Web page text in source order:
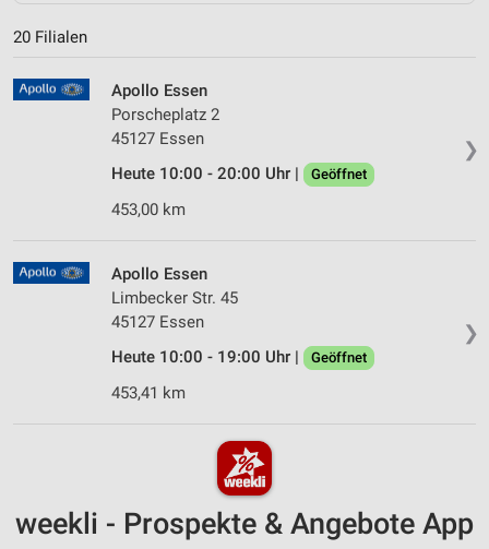
20 Filialen
❯
Apollo Essen
Porscheplatz 2
45127 Essen
Heute 10:00 - 20:00 Uhr |
Geöffnet
453,00 km
❯
Apollo Essen
Limbecker Str. 45
45127 Essen
Heute 10:00 - 19:00 Uhr |
Geöffnet
453,41 km
weekli - Prospekte & Angebote App